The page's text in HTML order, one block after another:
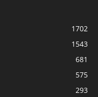
1702
1543
681
575
293